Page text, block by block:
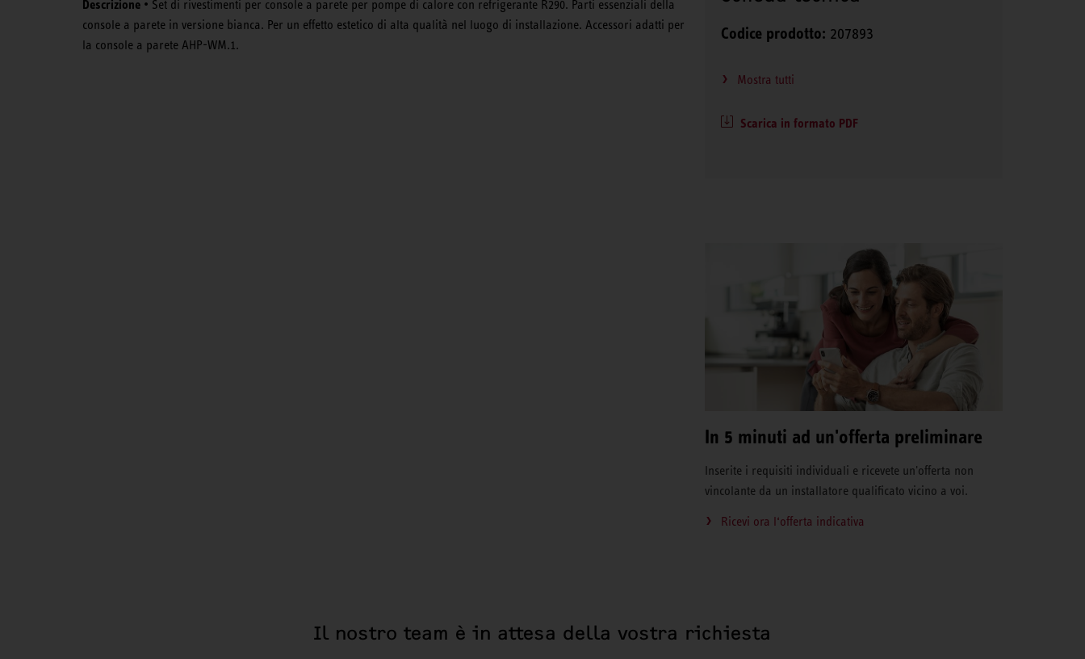
Descrizione • Set di rivestimenti per console a parete per pompe di calore con refrigerante R290. Parti essenziali della
console a parete in versione bianca. Per un effetto estetico di alta qualità nel luogo di installazione. Accessori adatti per
la console a parete AHP-WM.1.
Codice prodotto: 207893
Mostra tutti
Scarica in formato PDF
In 5 minuti ad un'offerta preliminare
Inserite i requisiti individuali e ricevete un'offerta non
vincolante da un installatore qualificato vicino a voi.
Ricevi ora l‘offerta indicativa
Il nostro team è in attesa della vostra richiesta